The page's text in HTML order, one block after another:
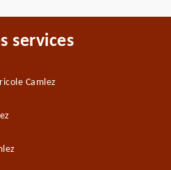
services
Camlez